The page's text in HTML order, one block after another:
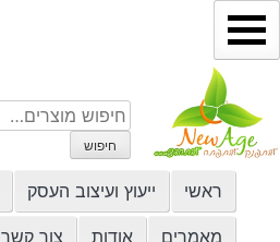
דילוג
לתוכן
חיפוש
עבור:
חיפוש
ראשי ייעוץ ועיצוב העסק
מאמרים אודות צור קשר